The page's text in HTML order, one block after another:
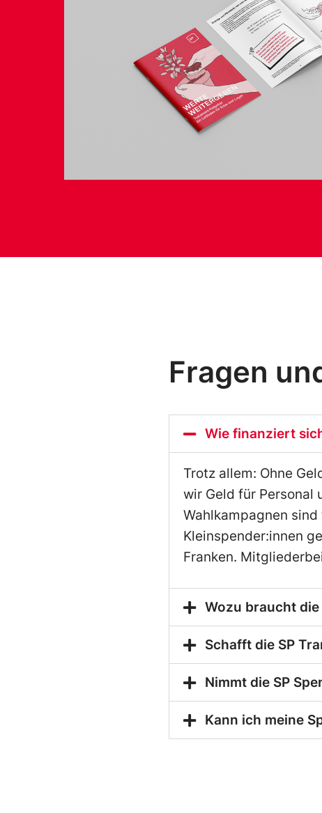
Fragen
Wie finanziert
Trotz allem: Ohne
wir Geld für Personal
Wahlkampagnen
Kleinspender:innen
Franken.
Wozu braucht die
Schafft die SP
Nimmt die SP
Kann ich meine